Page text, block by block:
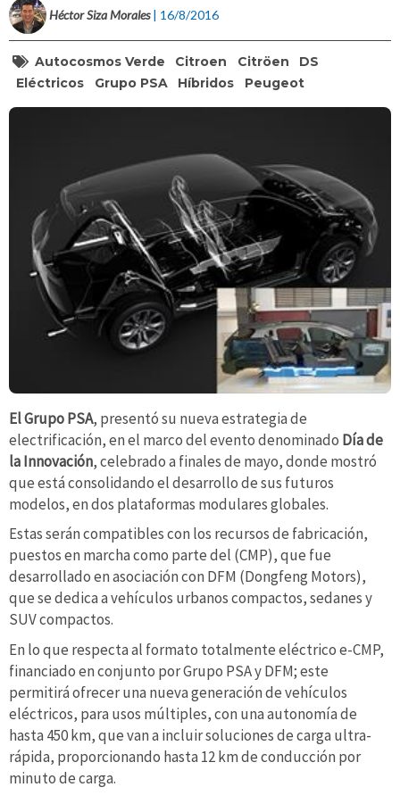
Héctor Siza Morales | 16/8/2016
Autocosmos Verde Citroen Citröen
DS
Eléctricos
Grupo PSA Híbridos Peugeot
El Grupo PSA, presentó su nueva estrategia de
electrificación, en el marco del evento denominado Día de
la Innovación, celebrado a finales de mayo, donde mostró
que está consolidando el desarrollo de sus futuros
modelos, en dos plataformas modulares globales.
Estas serán compatibles con los recursos de fabricación,
puestos en marcha como parte del (CMP), que fue
desarrollado en asociación con DFM (Dongfeng Motors),
que se dedica a vehículos urbanos compactos, sedanes y
SUV compactos.
En lo que respecta al formato totalmente eléctrico e-CMP,
financiado en conjunto por Grupo PSA y DFM; este
permitirá ofrecer una nueva generación de vehículos
eléctricos, para usos múltiples, con una autonomía de
hasta 450 km, que van a incluir soluciones de carga ultra-
rápida, proporcionando hasta 12 km de conducción por
minuto de carga.